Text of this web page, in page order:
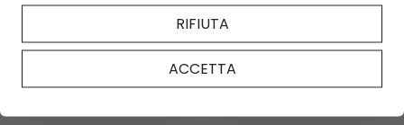
ICONIC ICONIC
RIFIUTA
ACCETTA